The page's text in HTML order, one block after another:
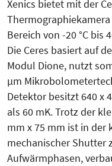
Xenics bietet mit der
Bereich von -20 °C bis
Die Ceres basiert auf
Modul Dione, nutzt
µm
Detektor besitzt 640 x
als 60 mK. Trotz der
mm x 75 mm ist in der
mechanischer Shutter
Aufwärmphasen,